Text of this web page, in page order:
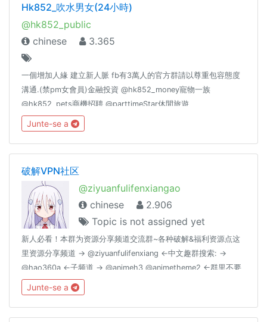
Hk852_吹水男女(24小時)
@hk852_public
chinese
3.365
一個增加人緣 建立新人脈 fb有3萬人的官方群請以尊重包容態度
溝通.(禁pm女會員)金融投資 @hk852_money寵物一族
@hk852_pets商機招聘 @parttimeStar休閒旅遊
@hk852_leisure生活健康 @hk852_Life服務推廣
@hk852_promote 房產租買 @hk852_hse嚴禁:簡體,不法,恐怖,
色情,政治,違反telegram守則聯絡請 pm @hk852_johnny
Junte-se a
破解VPN社区
@ziyuanfulifenxiangao
chinese
2.906
Topic is not assigned yet
新人必看！本群为资源分享频道交流群~各种破解&福利资源点这
里资源分享频道 → @ziyuanfulifenxiang ←中文趣群搜索: →
@hao360a ←子频道 → @animeh3 @animetheme2 ←群里不要
发政治言论哦,此为技术交流群（做新时代青年,社会主义接班人，
德治体美劳全面发展）#Groupregulation 群里不要发有关黄赌毒
的东西点击下载简体中文语言包~：
Junte-se a